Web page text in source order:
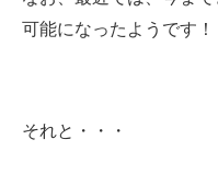
可能になったようです！
それと・・・